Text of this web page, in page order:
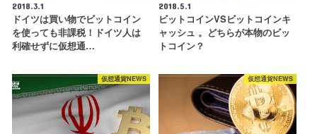
2018.3.1
ドイツは買い物でビットコイン
を使っても非課税！ドイツ人は
利確せずに仮想通…
2018.5.1
ビットコインVSビットコインキ
ャッシュ 。どちらが本物のビッ
トコイン？
仮想通貨NEWS 仮想通貨NEWS